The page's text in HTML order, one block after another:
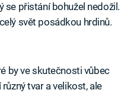
se přistání bohužel nedožil.
svět posádkou hrdinů.
by ve skutečnosti vůbec
tvar a velikost, ale